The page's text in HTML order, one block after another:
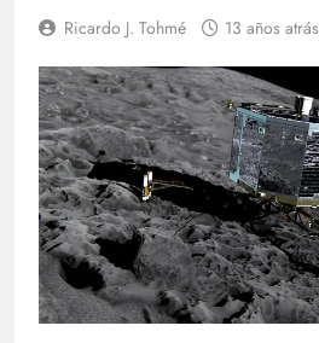
Ricardo J. Tohmé 13 años atrás